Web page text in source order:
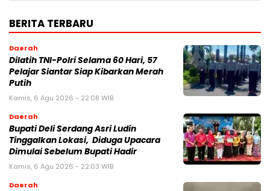
BERITA TERBARU
Daerah
Dilatih TNI-Polri Selama 60 Hari, 57
Pelajar Siantar Siap Kibarkan Merah
Putih
Kamis, 6 Agu 2026 - 22:08 WIB
Daerah
Bupati Deli Serdang Asri Ludin
Tinggalkan Lokasi, Diduga Upacara
Dimulai Sebelum Bupati Hadir
Kamis, 6 Agu 2026 - 22:03 WIB
Daerah